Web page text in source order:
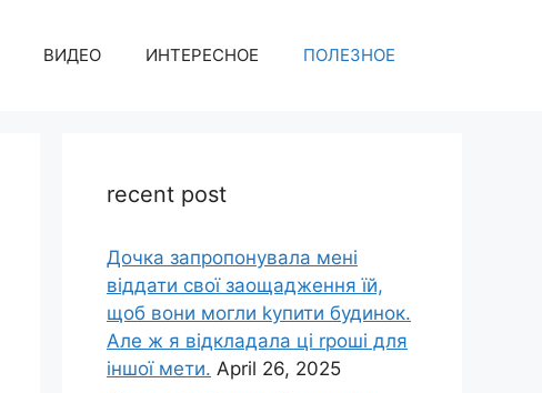
ВИДЕО ИНТЕРЕСНОЕ ПОЛЕЗНОЕ
recent post
Дочка запpопонувала мені
віддати свої заощадження їй,
щоб вони могли kупити будинок.
Але ж я відкладала ці rроші для
іншої мети. April 26, 2025